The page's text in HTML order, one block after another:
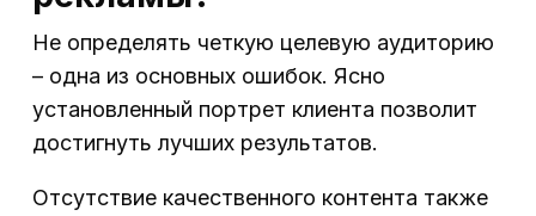
Не определять четкую целевую аудиторию
– одна из основных ошибок. Ясно
установленный портрет клиента позволит
достигнуть лучших результатов.
Отсутствие качественного контента также